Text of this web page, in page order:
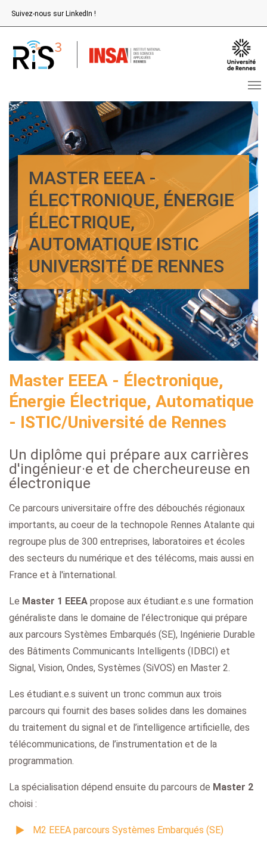
Suivez-nous sur LinkedIn !
MASTER EEEA -
ÉLECTRONIQUE, ÉNERGIE
ÉLECTRIQUE,
AUTOMATIQUE ISTIC
UNIVERSITÉ DE RENNES
Master EEEA - Électronique,
Énergie Électrique, Automatique
- ISTIC/Université de Rennes
Un diplôme qui prépare aux carrières
d'ingénieur·e et de chercheureuse en
électronique
Ce parcours universitaire offre des débouchés régionaux
importants, au coeur de la technopole Rennes Atalante qui
regroupe plus de 300 entreprises, laboratoires et écoles
des secteurs du numérique et des télécoms, mais aussi en
France et à l'international.
Le Master 1 EEEA propose aux étudiant.e.s une formation
généraliste dans le domaine de l’électronique qui prépare
aux parcours Systèmes Embarqués (SE), Ingénierie Durable
des Bâtiments Communicants Intelligents (IDBCI) et
Signal, Vision, Ondes, Systèmes (SiVOS) en Master 2.
Les étudiant.e.s suivent un tronc commun aux trois
parcours qui fournit des bases solides dans les domaines
du traitement du signal et de l’intelligence artificielle, des
télécommunications, de l’instrumentation et de la
programmation.
La spécialisation dépend ensuite du parcours de Master 2
choisi :
M2 EEEA parcours Systèmes Embarqués (SE)